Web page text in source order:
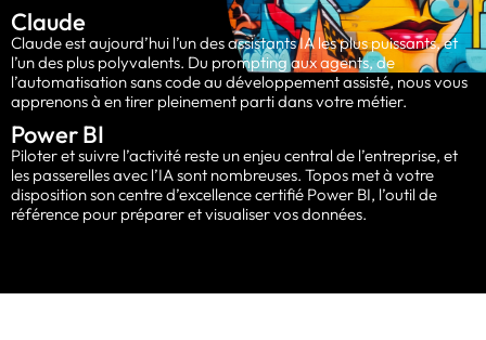
Claude
Claude est aujourd’hui l’un des assistants IA les plus puissants, et
l’un des plus polyvalents. Du prompting aux agents, de
l’automatisation sans code au développement assisté, nous vous
apprenons à en tirer pleinement parti dans votre métier.
Power BI
Piloter et suivre l’activité reste un enjeu central de l’entreprise, et
les passerelles avec l’IA sont nombreuses. Topos met à votre
disposition son centre d’excellence certifié Power BI, l’outil de
référence pour préparer et visualiser vos données.